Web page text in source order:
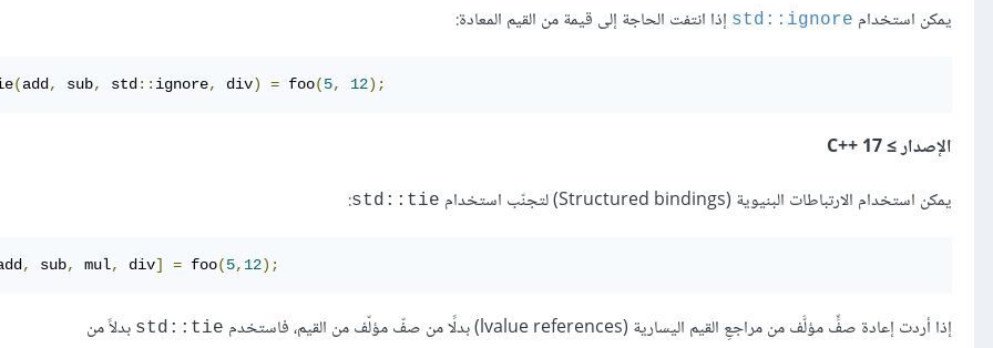
يمكن استخدام ‎std::ignore‎ إذا انتفت الحاجة إلى قيمة من القيم المعادة:
(add, sub, std:: ignore, div) = foo(5, 12);
الإصدار ≥ C++‎ 17
يمكن استخدام الارتباطات البنيوية (Structured bindings) لتجنّب استخدام
‎std::tie‎
:
, sub, mul, div] = foo(5, 12);
إذا أردت إعادة صفٍّ مؤلَّف من مراجعِ القيم اليسارية (lvalue references) بدلًا من صفّ مؤلّف من القيم، فاستخدم ‎std::tie‎ بدلاً من